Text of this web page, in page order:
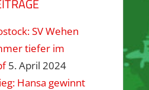
SV Wehen
tiefer im
5. April 2024
Hansa gewinnt